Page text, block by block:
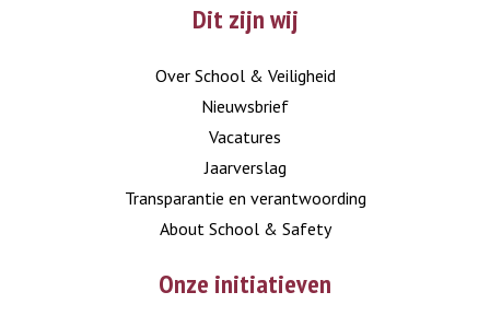
Dit zijn wij
Over School & Veiligheid
Nieuwsbrief
Vacatures
Jaarverslag
Transparantie en verantwoording
About School & Safety
Onze initiatieven